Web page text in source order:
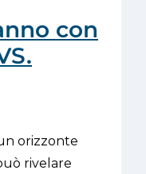
con
orizzonte
rivelare